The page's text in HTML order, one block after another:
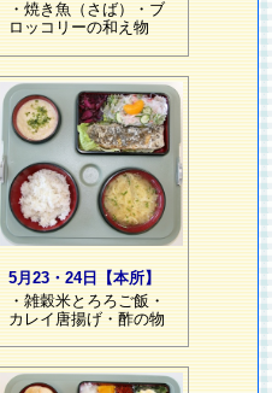
・焼き魚（さば）・ブ
ロッコリーの和え物
5月23・24日【本所】
・雑穀米とろろご飯・
カレイ唐揚げ・酢の物